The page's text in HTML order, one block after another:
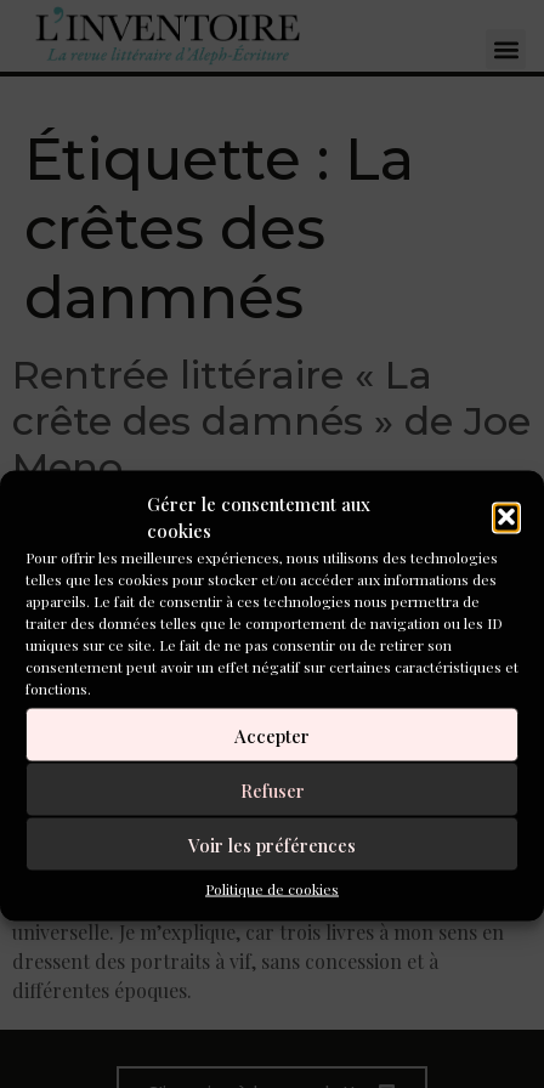
Gérer le consentement aux
cookies
Pour offrir les meilleures expériences, nous utilisons des technologies
telles que les cookies pour stocker et/ou accéder aux informations des
appareils. Le fait de consentir à ces technologies nous permettra de
traiter des données telles que le comportement de navigation ou les ID
uniques sur ce site. Le fait de ne pas consentir ou de retirer son
consentement peut avoir un effet négatif sur certaines caractéristiques et
fonctions.
Accepter
Refuser
Voir les préférences
Politique de cookies
Étiquette : La
crêtes des
danmnés
Rentrée littéraire « La
crête des damnés » de Joe
Meno
Ce livre-là ? Un coup de poing dans le ventre, le dernier
appui d’un trépied fondamental qui dépeint une
adolescence américaine déboussolée, mais ô combien
universelle. Je m’explique, car trois livres à mon sens en
dressent des portraits à vif, sans concession et à
différentes époques.